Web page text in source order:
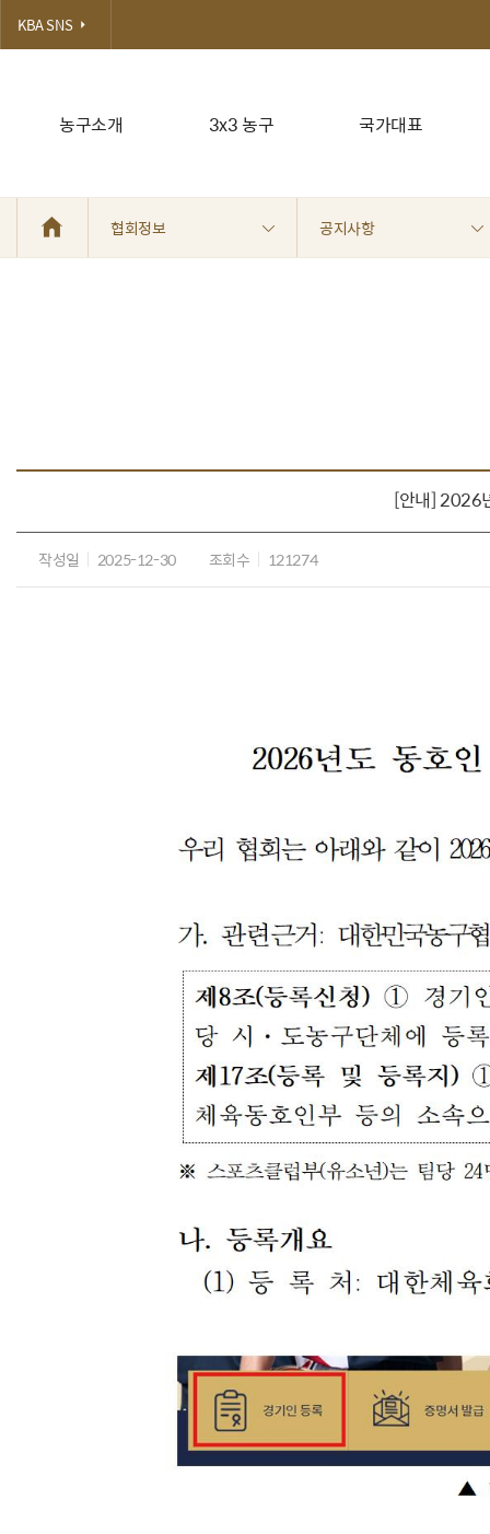
농구소개 3x3 농구 국가대표
KBA SNS
협회정보 공지사항
[안내] 2026
작성일 2025-12-30 조회수 121274